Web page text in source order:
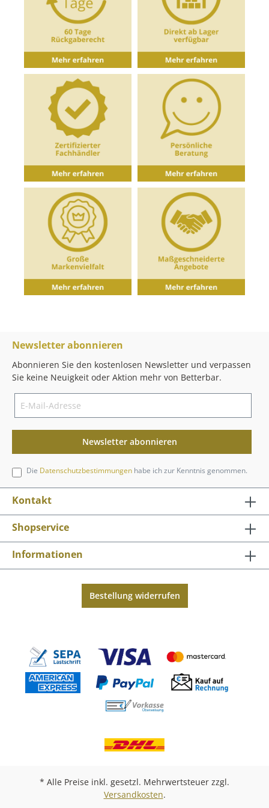
patentierten Tritan Kristallglas von Schott Zwiesel
gefertigt. Dieses überzeugt durch sehr hohe
Brillanz, Kratzfestigkeit und ist spülmaschinenfest.
Hierdurch sind die Gläser langlebig und eignen
sich für Gastronomie und Privathaushalte.Die
Serie Vivami / Simplify besteht aus vier
Weingläsern, einem Sektglas und einem
passenden Allround- bzw.
Wasserglas.Eigenschaften des Weinglas Leicht &
Frisch: Serie: Vivami /
SimplifyHandgefertigtEinheit mit 6 GläsernGröße:
2Volumen: 382 ml Material: Tritan Kristallglas
Höhe: 21,3 cm Durchmesser Kelch max.: 7,6 cm
Durchmesser Kelchrand: 6 cmKratzfest
Newsletter abonnieren
Abonnieren Sie den kostenlosen Newsletter und verpassen
Sie keine Neuigkeit oder Aktion mehr von Betterbar.
Newsletter abonnieren
Die Datenschutzbestimmungen habe ich zur Kenntnis genommen.
Kontakt
Shopservice
Informationen
Bestellung widerrufen
* Alle Preise inkl. gesetzl. Mehrwertsteuer zzgl.
Versandkosten.